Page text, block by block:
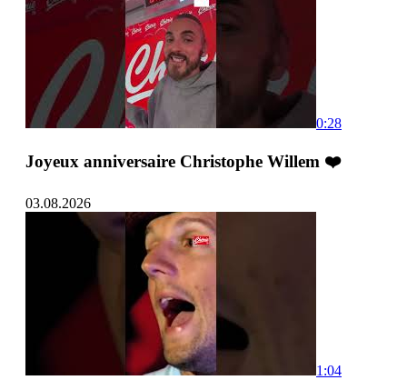
0:28
Joyeux anniversaire Christophe Willem ❤️
03.08.2026
1:04